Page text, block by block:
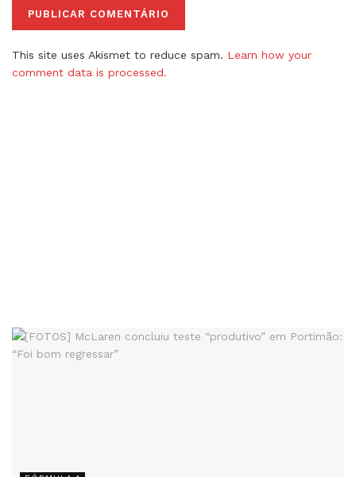
This site uses Akismet to reduce spam. Learn how your
comment data is processed.